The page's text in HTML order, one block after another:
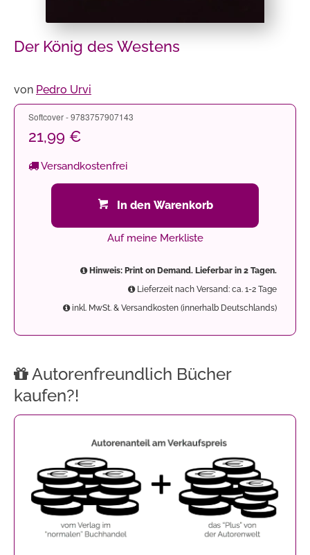
Der König des Westens
von Pedro Urvi
Softcover - 9783757907143
21,99 €
Versandkostenfrei
In den Warenkorb
Auf meine Merkliste
Hinweis: Print on Demand. Lieferbar in 2 Tagen.
Lieferzeit nach Versand: ca. 1-2 Tage
inkl. MwSt. & Versandkosten (innerhalb Deutschlands)
Autorenfreundlich Bücher
kaufen?!